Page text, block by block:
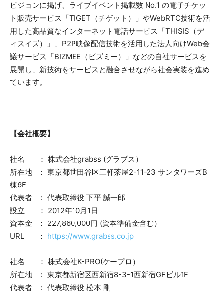
ビジョンに掲げ、ライブイベント掲載数 No.1 の電子チケッ
ト販売サービス「TIGET（チゲット）」やWebRTC技術を活
用した高品質なインターネット電話サービス「THISIS（デ
ィスイズ）」、P2P映像配信技術を活用した法人向けWeb会
議サービス「BIZMEE（ビズミー）」などの自社サービスを
展開し、新技術をサービスと融合させながら社会実装を進め
ています。
【会社概要】
社名 ： 株式会社grabss (グラブス）
所在地 ： 東京都世田谷区三軒茶屋2-11-23 サンタワーズB
棟6F
代表者 ： 代表取締役 下平 誠一郎
設立 ： 2012年10月1日
資本金 ： 227,860,000円 (資本準備金含む）
URL ： https://www.grabss.co.jp
社名 ： 株式会社K-PRO(ケープロ）
所在地 ： 東京都新宿区西新宿8-3-1西新宿GFビル1F
代表者 ： 代表取締役 松本 剛